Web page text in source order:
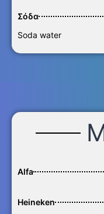
Σόδα
Soda water
Alfa
Heineken